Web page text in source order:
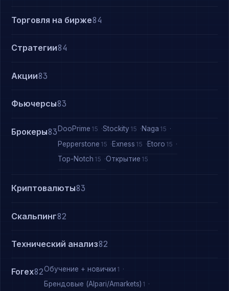
Торговля на бирже84
Стратегии84
Акции83
Фьючерсы83
Брокеры83 DooPrime 15 Stockity 15 Naga 15
Pepperstone 15 Exness 15 Etoro 15
Top-Notch 15 Открытие 15
Криптовалюты83
Скальпинг82
Технический анализ82
Forex82Обучение + новички 1
Брендовые (Alpari/Amarkets) 1